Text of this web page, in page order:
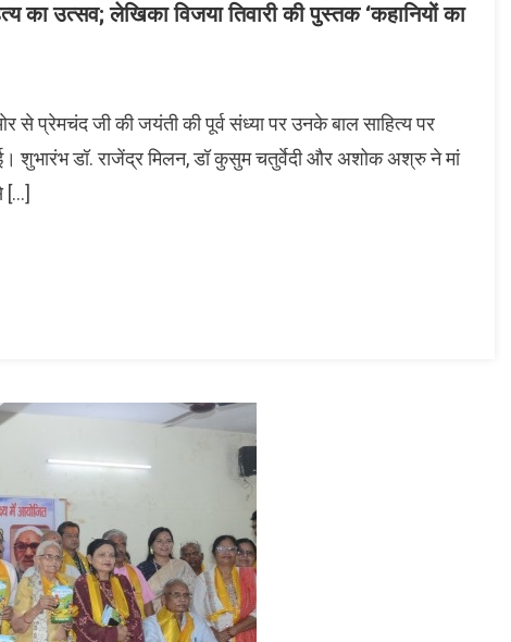
का उत्सव; लेखिका विजया तिवारी की पुस्तक ‘कहानियों का
से प्रेमचंद जी की जयंती की पूर्व संध्या पर उनके बाल साहित्य पर
शुभारंभ डॉ. राजेंद्र मिलन, डॉ कुसुम चतुर्वेदी और अशोक अश्रु ने मां
[…]